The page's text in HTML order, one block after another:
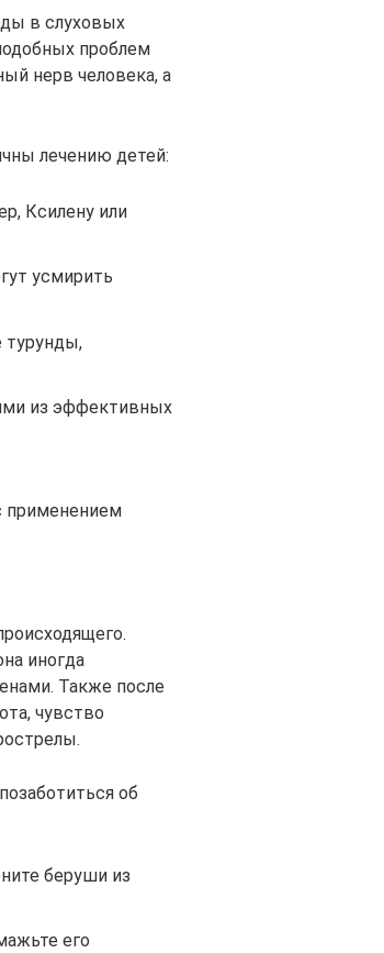
в слуховых
проблем
нерв человека, а
лечению детей:
Ксилену или
усмирить
турунды,
из эффективных
применением
иногда
Также после
чувство
об
беруши из
его